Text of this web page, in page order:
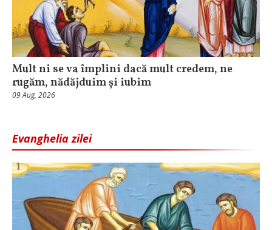
Mult ni se va împlini dacă mult credem, ne
rugăm, nădăjduim și iubim
09 Aug, 2026
Evanghelia zilei